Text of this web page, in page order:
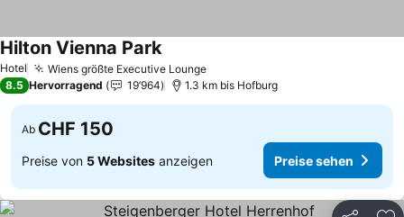
Hotel Wiens größte Executive Lounge
Hilton Vienna Park
8.5 Hervorragend 19’964 1.3 km bis Hofburg
Ab CHF 150
Preise von 5 Websites anzeigen Preise sehen